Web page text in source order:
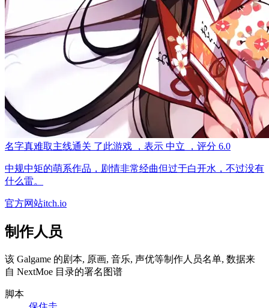
名字真难取主线通关 了此游戏 ，表示 中立 ，评分 6.0
中规中矩的萌系作品，剧情非常经曲但过于白开水，不过没有
什么雷。
官方网站itch.io
制作人员
该 Galgame 的剧本, 原画, 音乐, 声优等制作人员名单, 数据来
自 NextMoe 目录的署名图谱
脚本